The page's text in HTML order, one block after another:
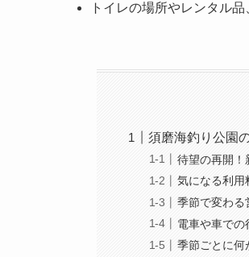
トイレの場所やレンタル
須磨海釣り公園
待望の再開！
気になる利用
季節で変わる
電車や車での
季節ごとに何